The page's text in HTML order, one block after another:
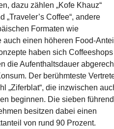
dazu zählen „Kofe Khauz“
„Traveler’s Coffee“, andere
Formaten wie
auch einen höheren Food-Anteil
haben sich Coffeeshops
die Aufenthaltsdauer
Der berühmteste
„Ziferblat“, die inzwischen
beginnen. Die sieben
besitzen dabei einen
von rund 90 Prozent.